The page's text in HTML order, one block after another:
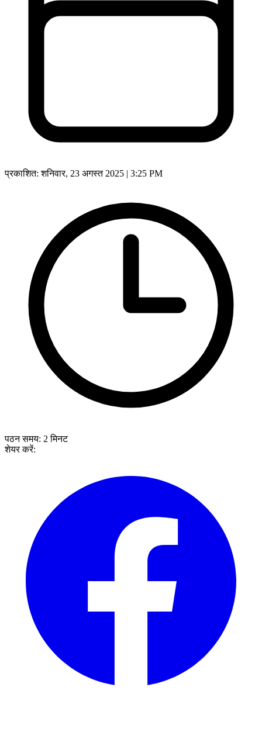
प्रकाशित:शनिवार, 23 अगस्त 2025 | 3:25 PM
पठन समय: 2 मिनट
शेयर करें: